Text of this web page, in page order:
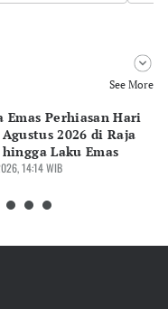
See More
Emas Perhiasan Hari
2026 di Raja
hingga Laku Emas
14:14 WIB